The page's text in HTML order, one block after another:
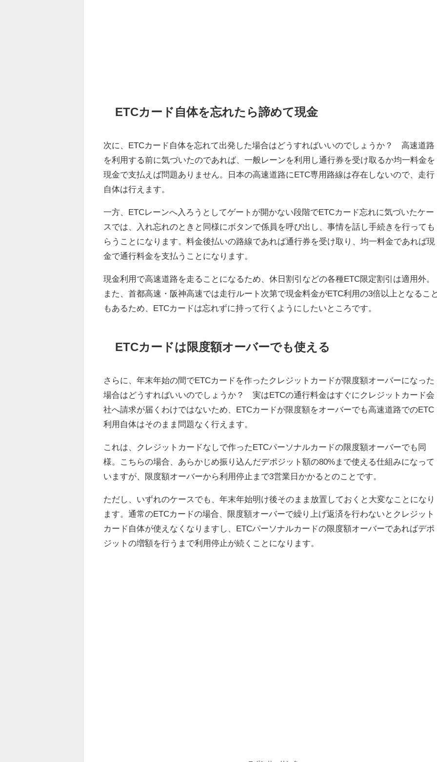
ETCカード自体を忘れたら諦めて現金
次に、ETCカード自体を忘れて出発した場合はどうすればいいのでしょうか？ 高速道路
を利用する前に気づいたのであれば、一般レーンを利用し通行券を受け取るか均一料金を
現金で支払えば問題ありません。日本の高速道路にETC専用路線は存在しないので、走行
自体は行えます。
一方、ETCレーンへ入ろうとしてゲートが開かない段階でETCカード忘れに気づいたケー
スでは、入れ忘れのときと同様にボタンで係員を呼び出し、事情を話し手続きを行っても
らうことになります。料金後払いの路線であれば通行券を受け取り、均一料金であれば現
金で通行料金を支払うことになります。
現金利用で高速道路を走ることになるため、休日割引などの各種ETC限定割引は適用外。
また、首都高速・阪神高速では走行ルート次第で現金料金がETC利用の3倍以上となるこ
もあるため、ETCカードは忘れずに持って行くようにしたいところです。
ETCカードは限度額オーバーでも使える
さらに、年末年始の間でETCカードを作ったクレジットカードが限度額オーバーになった
場合はどうすればいいのでしょうか？ 実はETCの通行料金はすぐにクレジットカード会
社へ請求が届くわけではないため、ETCカードが限度額をオーバーでも高速道路でのETC
利用自体はそのまま問題なく行えます。
これは、クレジットカードなしで作ったETCパーソナルカードの限度額オーバーでも同
様。こちらの場合、あらかじめ振り込んだデポジット額の80%まで使える仕組みになって
いますが、限度額オーバーから利用停止まで3営業日かかるとのことです。
ただし、いずれのケースでも、年末年始明け後そのまま放置しておくと大変なことになり
ます。通常のETCカードの場合、限度額オーバーで繰り上げ返済を行わないとクレジット
カード自体が使えなくなりますし、ETCパーソナルカードの限度額オーバーであればデポ
ジットの増額を行うまで利用停止が続くことになります。